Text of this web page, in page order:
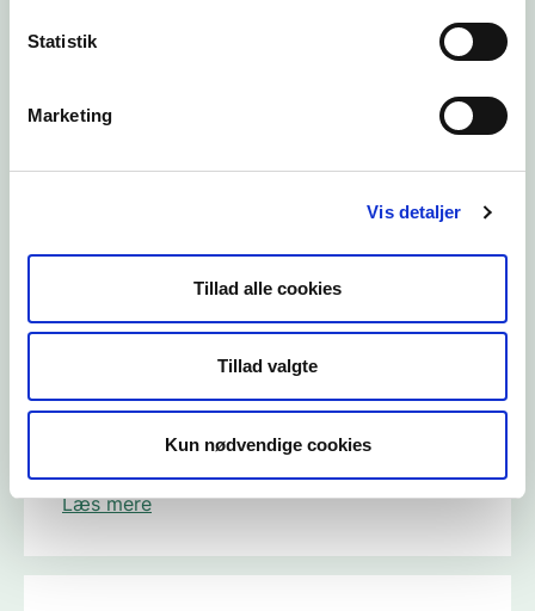
Statistik
Marketing
Vis detaljer
Tillad alle cookies
Tillad valgte
Kun nødvendige cookies
Jagtformer
Læs mere
Skydestiger og skydetårne
Læs mere